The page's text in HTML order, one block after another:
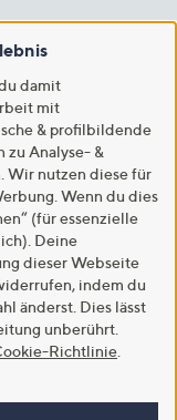
damit
mit
& profilbildende
zu Analyse- &
Wir nutzen diese für
Wenn du dies
(für essenzielle
Deine
dieser Webseite
indem du
änderst. Dies lässt
unberührt.
Richtlinie